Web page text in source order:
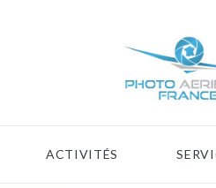
ACTIVITÉS